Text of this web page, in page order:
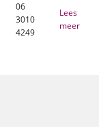
06
3010
4249
Lees
meer